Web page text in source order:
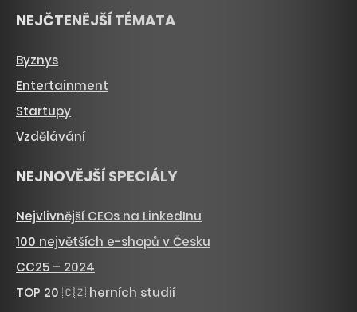
NEJČTENĚJŠÍ TÉMATA
Byznys
Entertainment
Startupy
Vzdělávání
NEJNOVĚJŠÍ SPECIÁLY
Nejvlivnější CEOs na LinkedInu
100 největších e-shopů v Česku
CC25 – 2024
TOP 20 🇨🇿 herních studií